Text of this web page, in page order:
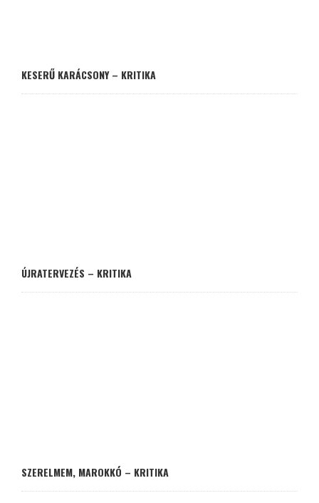
KESERŰ KARÁCSONY – KRITIKA
ÚJRATERVEZÉS – KRITIKA
SZERELMEM, MAROKKÓ – KRITIKA